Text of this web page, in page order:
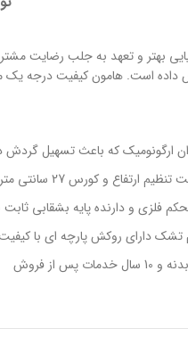
بهتر و تعهد به جلب رضایت
هامون کیفیت درجه یک مواد اولیه را اولویت
ارگونومیک که باعث تسهیل
ارتفاع و کورس 27 سانتی متری
فلزی و دارنده پایه بشقابی
تشک دارای روکش پارچه ای با